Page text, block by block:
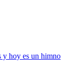
y hoy es un himno